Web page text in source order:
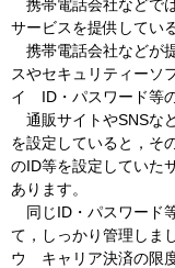
携帯電話会社などで
サービスを提供してい
携帯電話会社などが
スやセキュリティーソ
イ
ID・パスワード等
通販サイトやSNSな
を設定していると，そ
のID等を設定していた
あります。
同じID・パスワード
て，しっかり管理しま
ウ
キャリ ア決済の限